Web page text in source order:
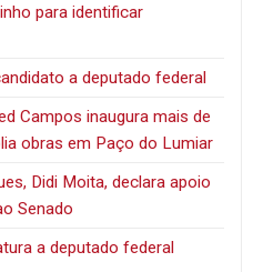
para identificar
a deputado federal
Campos inaugura mais de
obras em Paço do Lumiar
Didi Moita, declara apoio
Senado
a deputado federal